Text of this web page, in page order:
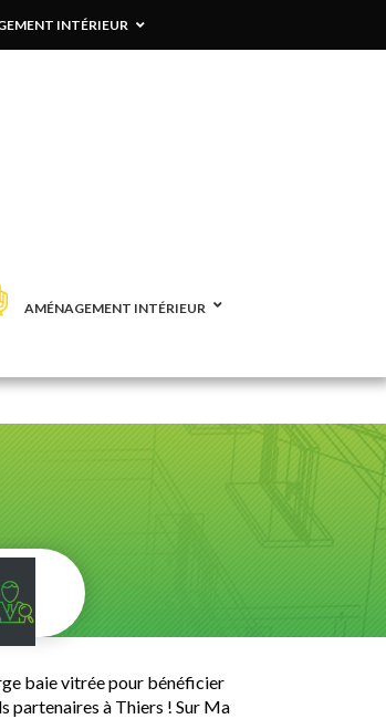
INTÉRIEUR
AMÉNAGEMENT INTÉRIEUR
baie vitrée pour bénéficier
partenaires à Thiers ! Sur Ma